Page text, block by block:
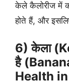
केले कैलोरीज में
होते हैं, और
6) केला
है
Health